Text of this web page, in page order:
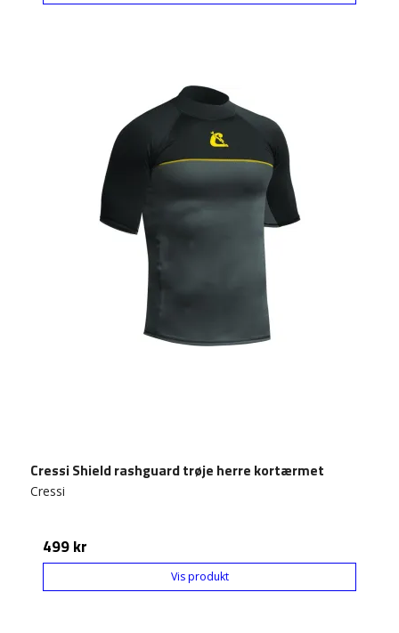
Cressi Shield rashguard trøje herre kortærmet
Cressi
499 kr
Vis produkt